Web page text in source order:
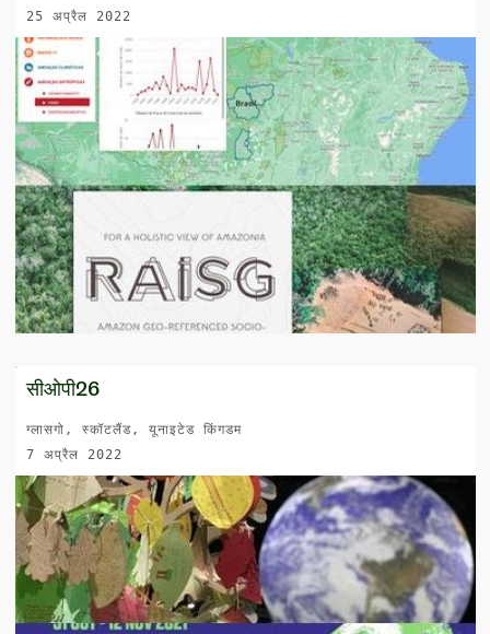
25 अप्रैल 2022
सीओपी26
ग्लासगो, स्कॉटलैंड, यूनाइटेड किंगडम
7 अप्रैल 2022